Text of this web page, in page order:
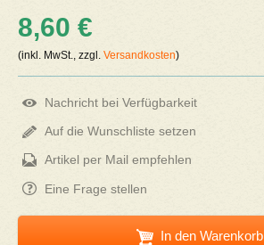
8,60 €
(inkl. MwSt., zzgl.Versandkosten)
Nachricht bei Verfügbarkeit
Auf die Wunschliste setzen
Artikel per Mail empfehlen
Eine Frage stellen
In den Warenkorb